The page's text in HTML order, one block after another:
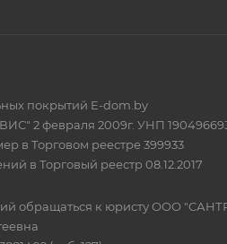
покрытий E-dom.by
2 февраля 2009г. УНП
в Торговом реестре 399933
в Торговый реестр 08.12.2017
обращаться к юристу ООО